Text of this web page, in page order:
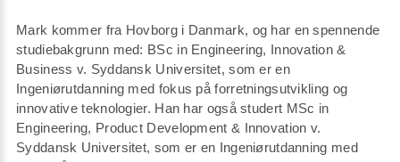
Mark kommer fra Hovborg i Danmark, og har en spennende
studiebakgrunn med: BSc in Engineering, Innovation &
Business v. Syddansk Universitet, som er en
Ingeniørutdanning med fokus på forretningsutvikling og
innovative teknologier. Han har også studert MSc in
Engineering, Product Development & Innovation v.
Syddansk Universitet, som er en Ingeniørutdanning med